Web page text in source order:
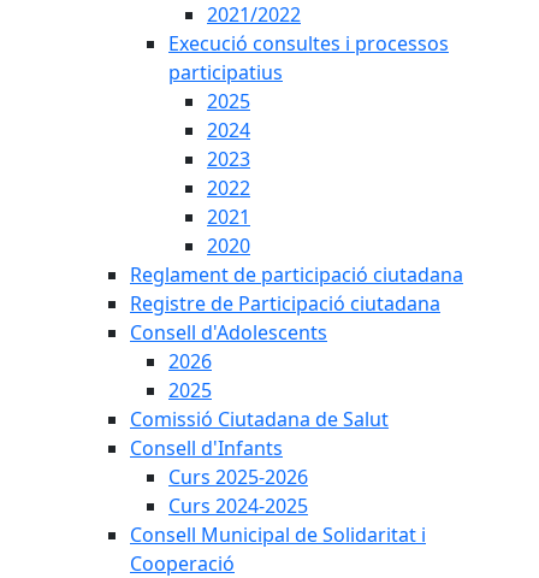
2021/2022
Execució consultes i processos
participatius
2025
2024
2023
2022
2021
2020
Reglament de participació ciutadana
Registre de Participació ciutadana
Consell d'Adolescents
2026
2025
Comissió Ciutadana de Salut
Consell d'Infants
Curs 2025-2026
Curs 2024-2025
Consell Municipal de Solidaritat i
Cooperació